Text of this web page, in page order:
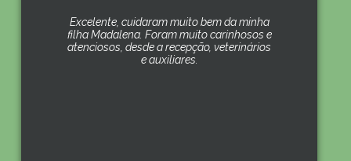
Excelente, cuidaram muito bem da minha
filha Madalena. Foram muito carinhosos e
atenciosos, desde a recepção, veterinários
e auxiliares.